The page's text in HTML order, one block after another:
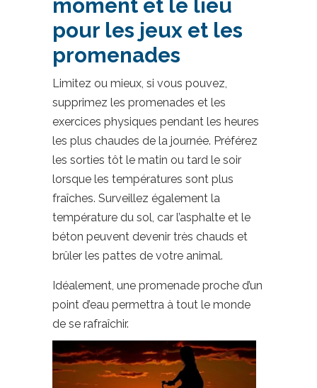
moment et le lieu
pour les jeux et les
promenades
Limitez ou mieux, si vous pouvez,
supprimez les promenades et les
exercices physiques pendant les heures
les plus chaudes de la journée. Préférez
les sorties tôt le matin ou tard le soir
lorsque les températures sont plus
fraîches. Surveillez également la
température du sol, car l’asphalte et le
béton peuvent devenir très chauds et
brûler les pattes de votre animal.
Idéalement, une promenade proche d’un
point d’eau permettra à tout le monde
de se rafraîchir.